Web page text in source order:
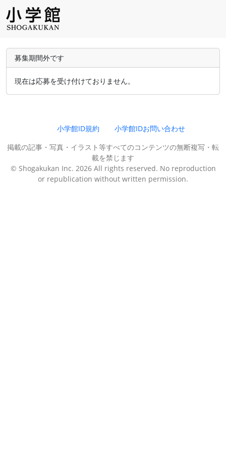
募集期間外です
現在は応募を受け付けておりません。
小学館ID規約
小学館IDお問い合わせ
掲載の記事・写真・イラスト等すべてのコンテンツの無断複写・転
載を禁じます
© Shogakukan Inc. 2026 All rights reserved. No reproduction
or republication without written permission.